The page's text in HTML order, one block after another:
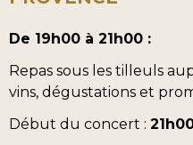
De 19h00 à 21h00 :
Repas sous les tilleuls
vins, dégustations et
Début du concert :